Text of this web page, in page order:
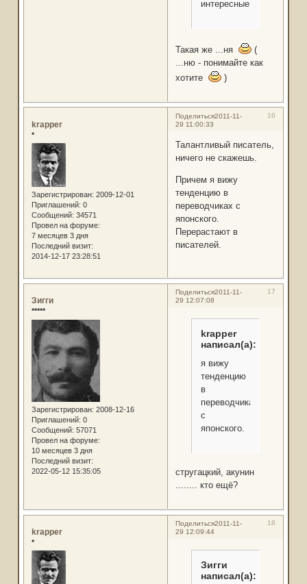
интересные.
Такая же ...ня
(
...ню - понимайте как
хотите
)
Поделиться 16
2011-11-
29 11:00:33
krapper
*
Зарегистрирован: 2009-12-01
Приглашений: 0
Сообщений: 34571
Провел на форуме:
7 месяцев 3 дня
Последний визит:
2014-12-17 23:28:51
Талантливый писатель,
ничего не скажешь.
Причем я вижу
тенденцию в
переводчиках с
японского.
Перерастают в
писателей.
Поделиться 17
2011-11-
29 12:07:08
Зигги
*****
Зарегистрирован: 2008-12-16
Приглашений: 0
Сообщений: 57071
Провел на форуме:
10 месяцев 3 дня
Последний визит:
2022-05-12 15:35:05
krapper
написал(а):
я вижу
тенденцию
в
переводчиках
с
японского.
стругацкий, акунин
........ кто ещё?
Поделиться 18
2011-11-
29 12:09:44
krapper
*
Зигги
написал(а):